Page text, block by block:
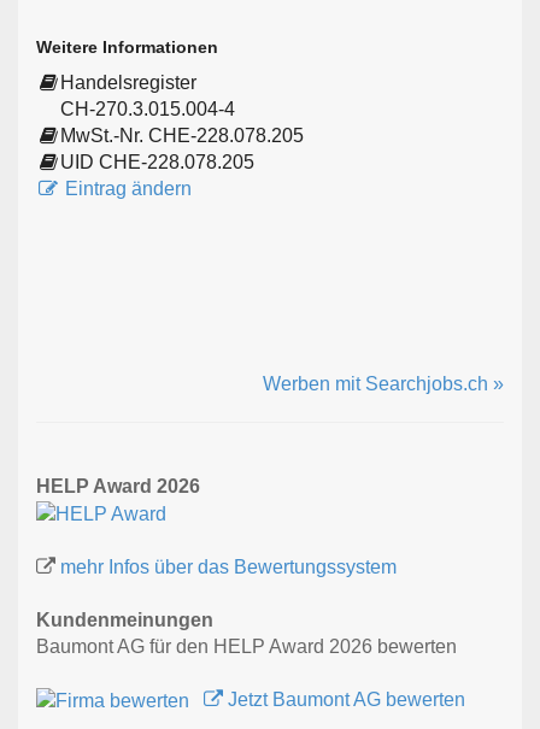
Weitere Informationen
Handelsregister
CH-270.3.015.004-4
MwSt.-Nr. CHE-228.078.205
UID CHE-228.078.205
Eintrag ändern
Werben mit Searchjobs.ch »
HELP Award 2026
mehr Infos über das Bewertungssystem
Kundenmeinungen
Baumont AG für den HELP Award 2026 bewerten
Jetzt Baumont AG bewerten